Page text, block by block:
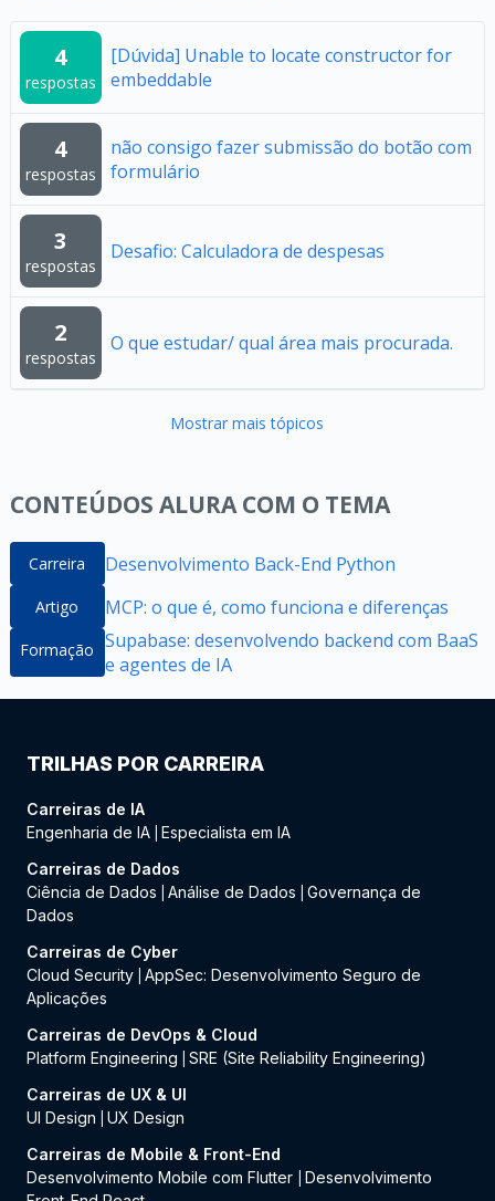
4
respostas
[Dúvida] Unable to locate constructor for
embeddable
4
respostas
não consigo fazer submissão do botão com
formulário
3
respostas
Desafio: Calculadora de despesas
2
respostas
O que estudar/ qual área mais procurada.
Mostrar mais tópicos
CONTEÚDOS ALURA COM O TEMA
Carreira Desenvolvimento Back-End Python
Artigo MCP: o que é, como funciona e diferenças
Formação Supabase: desenvolvendo backend com BaaS
e agentes de IA
TRILHAS POR CARREIRA
Carreiras de IA
Engenharia de IA Especialista em IA
Carreiras de Dados
Ciência de Dados
Análise de Dados
Governança de
Dados
Carreiras de Cyber
Cloud Security AppSec: Desenvolvimento Seguro de
Aplicações
Carreiras de DevOps & Cloud
Platform Engineering
SRE (Site Reliability Engineering)
Carreiras de UX & UI
UI Design
UX Design
Carreiras de Mobile & Front-End
Desenvolvimento Mobile com Flutter
Desenvolvimento